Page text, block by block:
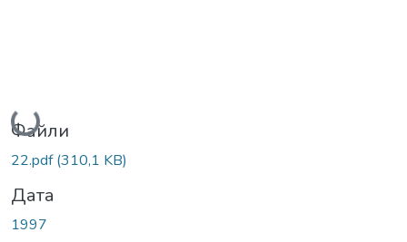
Вантажиться...
Файли
22.pdf(310,1 KB)
Дата
1997